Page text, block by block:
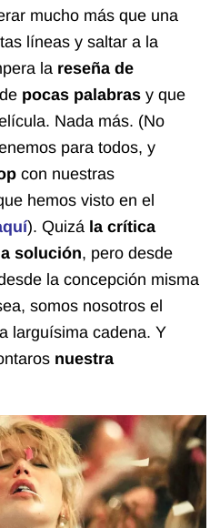
mucho más que una
líneas y saltar a la
la reseña de
pocas palabras y que
Nada más. (No
para todos, y
con nuestras
hemos visto en el
). Quizá la crítica
solución, pero desde
la concepción misma
somos nosotros el
larguísima cadena. Y
nuestra